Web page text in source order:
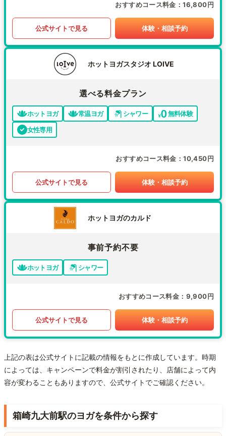
おすすめコース料金 16,800円
公式サイトで見る 体験・相談予約
ホットヨガスタジオ LOIVE
選べる料金プラン
ホットヨガ 常温ヨガ シャワー
無料体験
女性専用
おすすめコース料金 10,450円
公式サイトで見る 体験・相談予約
ホットヨガのカルド
事前予約不要
ホットヨガ シャワー
おすすめコース料金 9,900円
公式サイトで見る 体験・相談予約
上記の表は公式サイトに記載の情報をもとに作成しています。時期
によっては、キャンペーンで料金が割引されたり、店舗によって内
容が変わることもありますので、公式サイトでご確認ください。
箱崎九大前駅のヨガを条件から探す